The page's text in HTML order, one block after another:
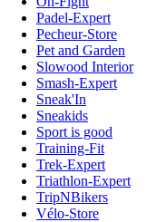
Padel-Expert
Pecheur-Store
Pet and Garden
Slowood Interior
Smash-Expert
Sneak'In
Sneakids
Sport is good
Training-Fit
Trek-Expert
Triathlon-Expert
TripNBikers
Vélo-Store